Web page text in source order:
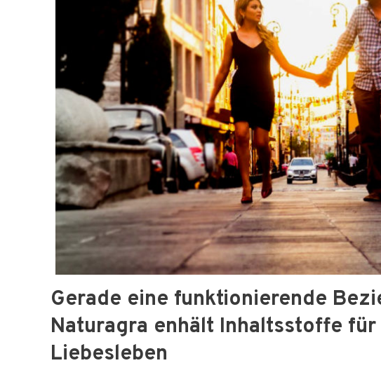
Gerade eine funktionierende
Naturagra enhält Inhaltsstoffe
Liebesleben